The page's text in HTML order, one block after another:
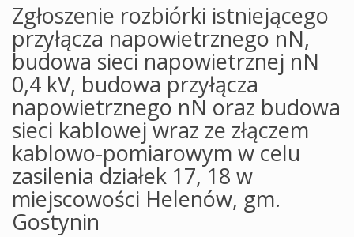
Zgłoszenie rozbiórki istniejącego
przyłącza napowietrznego nN,
budowa sieci napowietrznej nN
0,4 kV, budowa przyłącza
napowietrznego nN oraz budowa
sieci kablowej wraz ze złączem
kablowo-pomiarowym w celu
zasilenia działek 17, 18 w
miejscowości Helenów, gm.
Gostynin